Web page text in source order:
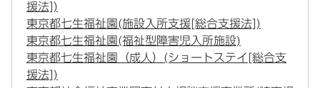
援法])
東京都七生福祉園(施設入所支援[総合支援法])
東京都七生福祉園(福祉型障害児入所施設)
東京都七生福祉園（成人）(ショートステイ[総合支
援法])